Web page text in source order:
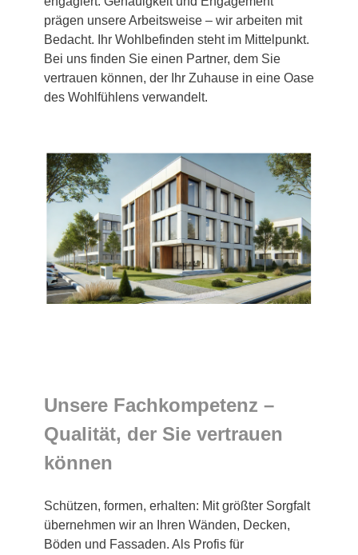
prägen unsere Arbeitsweise – wir arbeiten mit
Bedacht. Ihr Wohlbefinden steht im Mittelpunkt.
Bei uns finden Sie einen Partner, dem Sie
vertrauen können, der Ihr Zuhause in eine Oase
des Wohlfühlens verwandelt.
Unsere Fachkompetenz –
Qualität, der Sie vertrauen
können
Schützen, formen, erhalten: Mit größter Sorgfalt
übernehmen wir an Ihren Wänden, Decken,
Böden und Fassaden. Als Profis für